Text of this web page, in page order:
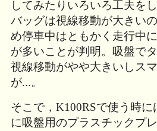
してみたりいろいろ工夫を
バッグは視線移動が大きい
め停車中はともかく走行中
が多いことが判明。吸盤で
視線移動がやや大きいしス
が...。
そこで，K100RSで使う時
に吸盤用のプラスチックプ